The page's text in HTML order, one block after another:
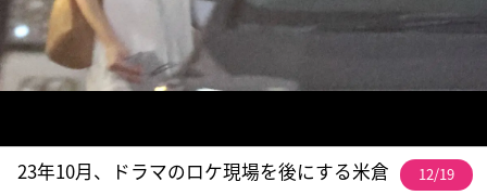
23年10月、ドラマのロケ現場を後にする米倉 12/19